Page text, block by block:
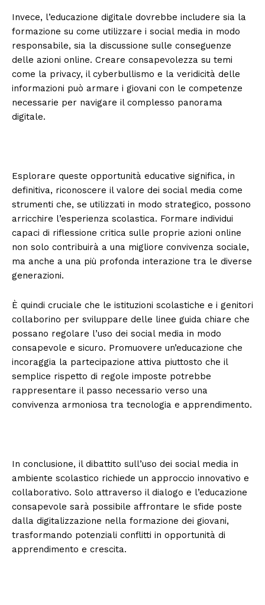
Invece, l’educazione digitale dovrebbe includere sia la
formazione su come utilizzare i social media in modo
responsabile, sia la discussione sulle conseguenze
delle azioni online. Creare consapevolezza su temi
come la privacy, il cyberbullismo e la veridicità delle
informazioni può armare i giovani con le competenze
necessarie per navigare il complesso panorama
digitale.
Esplorare queste opportunità educative significa, in
definitiva, riconoscere il valore dei social media come
strumenti che, se utilizzati in modo strategico, possono
arricchire l’esperienza scolastica. Formare individui
capaci di riflessione critica sulle proprie azioni online
non solo contribuirà a una migliore convivenza sociale,
ma anche a una più profonda interazione tra le diverse
generazioni.
È quindi cruciale che le istituzioni scolastiche e i genitori
collaborino per sviluppare delle linee guida chiare che
possano regolare l’uso dei social media in modo
consapevole e sicuro. Promuovere un’educazione che
incoraggia la partecipazione attiva piuttosto che il
semplice rispetto di regole imposte potrebbe
rappresentare il passo necessario verso una
convivenza armoniosa tra tecnologia e apprendimento.
In conclusione, il dibattito sull’uso dei social media in
ambiente scolastico richiede un approccio innovativo e
collaborativo. Solo attraverso il dialogo e l’educazione
consapevole sarà possibile affrontare le sfide poste
dalla digitalizzazione nella formazione dei giovani,
trasformando potenziali conflitti in opportunità di
apprendimento e crescita.